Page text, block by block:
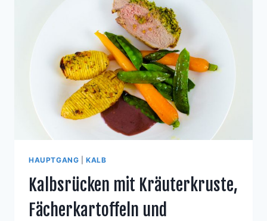
BUTTERKAROTTEN
HAUPTGANG |KALB
Kalbsrücken mit Kräuterkruste,
Fächerkartoffeln und